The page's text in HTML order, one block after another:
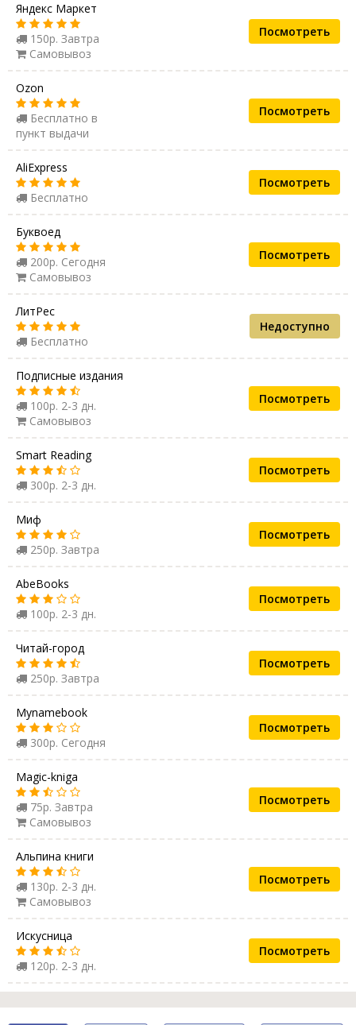
Яндекс Маркет
150р. Завтра
Самовывоз
Посмотреть
Ozon
Бесплатно в
пункт выдачи
Посмотреть
AliExpress
Бесплатно
Посмотреть
Буквоед
200р. Сегодня
Самовывоз
Посмотреть
ЛитРес
Бесплатно
Недоступно
Подписные издания
100р. 2-3 дн.
Самовывоз
Посмотреть
Smart Reading
300р. 2-3 дн.
Посмотреть
Миф
250р. Завтра
Посмотреть
AbeBooks
100р. 2-3 дн.
Посмотреть
Читай-город
250р. Завтра
Посмотреть
Mynamebook
300р. Сегодня
Посмотреть
Magic-kniga
75р. Завтра
Самовывоз
Посмотреть
Альпина книги
130р. 2-3 дн.
Самовывоз
Посмотреть
Искусница
120р. 2-3 дн.
Посмотреть